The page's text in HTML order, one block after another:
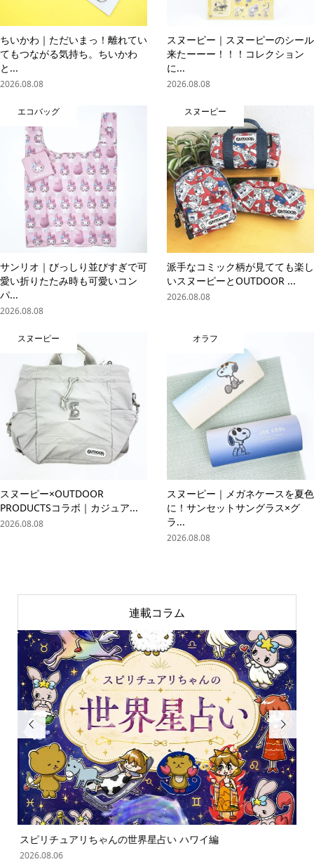
ちいかわ｜ただいまっ！離れてい
てもつながる気持ち。ちいかわ
と...
2026.08.08
スヌーピー｜スヌーピーのシール
来たーーー！！！コレクション
に...
2026.08.08
エコバッグ
サンリオ｜びっしり並びすぎで可
愛い折りたたみ時も可愛いコン
パ...
2026.08.08
スヌーピー
派手なコミック柄が見てても楽し
いスヌーピーとOUTDOOR ...
2026.08.08
スヌーピー
スヌーピー×OUTDOOR
PRODUCTSコラボ｜カジュア...
2026.08.08
オラフ
スヌーピー｜メガネケースを夏色
に！サンセットサングラス×グ
ラ...
2026.08.08
連載コラム

スピリチュアリちゃんの世界星占い ハワイ編
2026.08.06
